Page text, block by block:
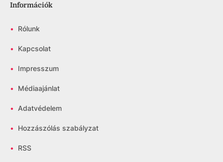
Információk
• Rólunk
• Kapcsolat
• Impresszum
• Médiaajánlat
• Adatvédelem
• Hozzászólás szabályzat
• RSS